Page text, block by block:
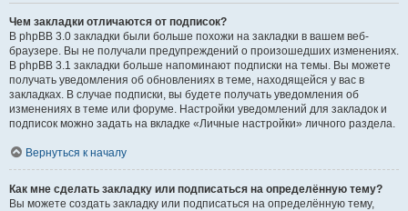
Чем закладки отличаются от подписок?
В phpBB 3.0 закладки были больше похожи на закладки в вашем веб-
браузере. Вы не получали предупреждений о произошедших изменениях.
В phpBB 3.1 закладки больше напоминают подписки на темы. Вы можете
получать уведомления об обновлениях в теме, находящейся у вас в
закладках. В случае подписки, вы будете получать уведомления об
изменениях в теме или форуме. Настройки уведомлений для закладок и
подписок можно задать на вкладке «Личные настройки» личного раздела.
Вернуться к началу
Как мне сделать закладку или подписаться на определённую тему?
Вы можете создать закладку или подписаться на определённую тему,